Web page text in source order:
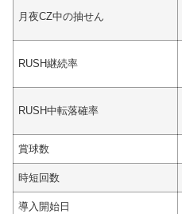
月夜CZ中の抽せん
RUSH継続率
RUSH中転落確率
賞球数
時短回数
導入開始日